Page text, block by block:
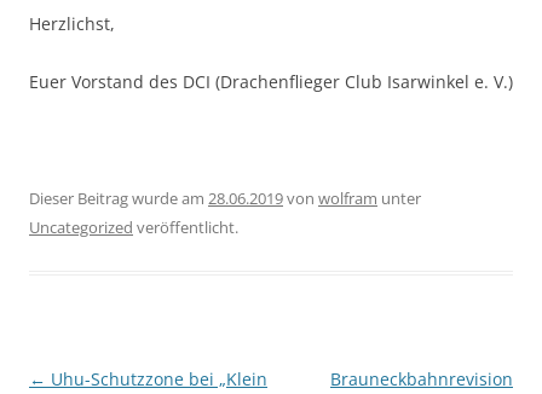
Herzlichst,
Euer Vorstand des DCI (Drachenflieger Club Isarwinkel e. V.)
Dieser Beitrag wurde am 28.06.2019von wolfram unter
Uncategorized veröffentlicht.
Beitragsnavigation
← Uhu-Schutzzone bei „Klein
Brauneckbahnrevision